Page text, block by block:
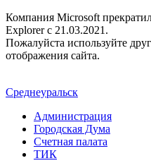
Компания Microsoft
Explorer c 21.03.2021.
Пожалуйста используйте
отображения сайта.
Среднеуральск
Администрация
Городская Дума
Счетная палата
ТИК